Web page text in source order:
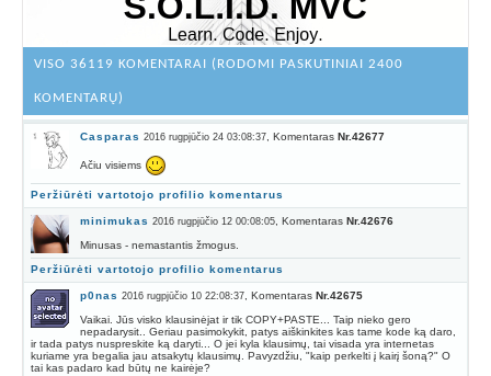
VISO 36119 KOMENTARAI (RODOMI PASKUTINIAI 2400
KOMENTARŲ)
Casparas 2016 rugpjūčio 24 03:08:37, Komentaras Nr.42677
Ačiu visiems
Peržiūrėti vartotojo profilio komentarus
minimukas 2016 rugpjūčio 12 00:08:05, Komentaras Nr.42676
Minusas - nemastantis žmogus.
Peržiūrėti vartotojo profilio komentarus
p0nas 2016 rugpjūčio 10 22:08:37, Komentaras Nr.42675
Vaikai. Jūs visko klausinėjat ir tik COPY+PASTE... Taip nieko gero
nepadarysit.. Geriau pasimokykit, patys aiškinkites kas tame kode ką daro,
ir tada patys nuspreskite ką daryti... O jei kyla klausimų, tai visada yra internetas
kuriame yra begalia jau atsakytų klausimų. Pavyzdžiu, "kaip perkelti į kairį šoną?" O
tai kas padaro kad būtų ne kairėje?